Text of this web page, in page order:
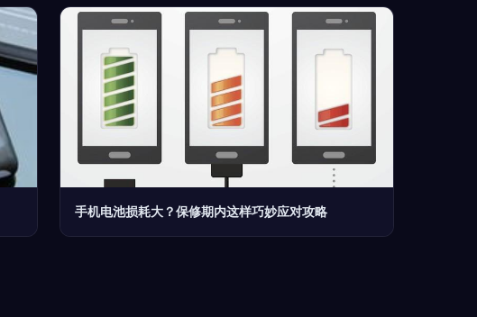
手机电池损耗大？保修期内这样巧妙应对攻略